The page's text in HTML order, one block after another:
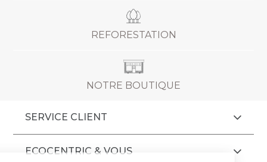
REFORESTATION
NOTRE BOUTIQUE
SERVICE CLIENT
ECOCENTRIC & VOUS